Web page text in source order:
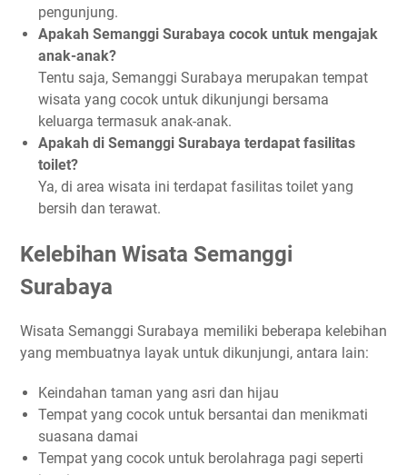
pengunjung.
Apakah Semanggi Surabaya cocok untuk mengajak
anak-anak?
Tentu saja, Semanggi Surabaya merupakan tempat
wisata yang cocok untuk dikunjungi bersama
keluarga termasuk anak-anak.
Apakah di Semanggi Surabaya terdapat fasilitas
toilet?
Ya, di area wisata ini terdapat fasilitas toilet yang
bersih dan terawat.
Kelebihan Wisata Semanggi
Surabaya
Wisata Semanggi Surabaya memiliki beberapa kelebihan
yang membuatnya layak untuk dikunjungi, antara lain:
Keindahan taman yang asri dan hijau
Tempat yang cocok untuk bersantai dan menikmati
suasana damai
Tempat yang cocok untuk berolahraga pagi seperti